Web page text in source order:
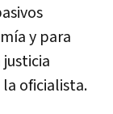
y para
oficialista.